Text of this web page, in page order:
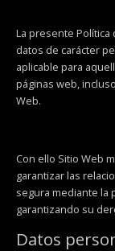
La presente Política
datos de carácter
aplicable para
páginas web,
Web.
Con ello Sitio Web
garantizar las
segura mediante la
garantizando su
Datos